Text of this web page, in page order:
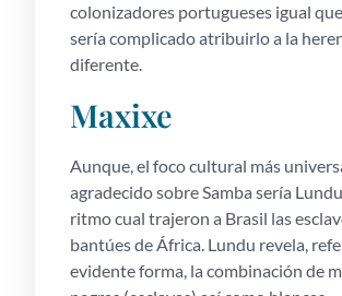
colonizadores portugueses igual que
serí­a complicado atribuirlo a la
diferente.
Maxixe
Aunque, el foco cultural más
agradecido sobre Samba serí­a
ritmo cual trajeron a Brasil las
bantúes de África. Lundu revela,
evidente forma, la combinación de